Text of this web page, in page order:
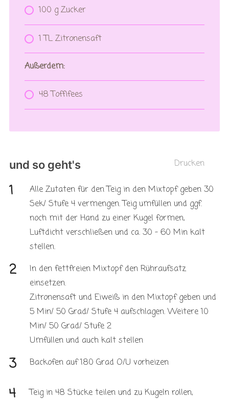
100 g Zucker
1 TL Zitronensaft
Außerdem:
48 Toffifees
Drucken
und so geht's
Alle Zutaten für den Teig in den Mixtopf geben 30
Sek/ Stufe 4 vermengen. Teig umfüllen und ggf.
noch mit der Hand zu einer Kugel formen,
Luftdicht verschließen und ca. 30 – 60 Min kalt
stellen.
In den fettfreien Mixtopf den Rühraufsatz
einsetzen.
Zitronensaft und Eiweiß in den Mixtopf geben und
5 Min/ 50 Grad/ Stufe 4 aufschlagen. Weitere 10
Min/ 50 Grad/ Stufe 2
Umfüllen und auch kalt stellen
Backofen auf 180 Grad O/U vorheizen
Teig in 48 Stücke teilen und zu Kugeln rollen,